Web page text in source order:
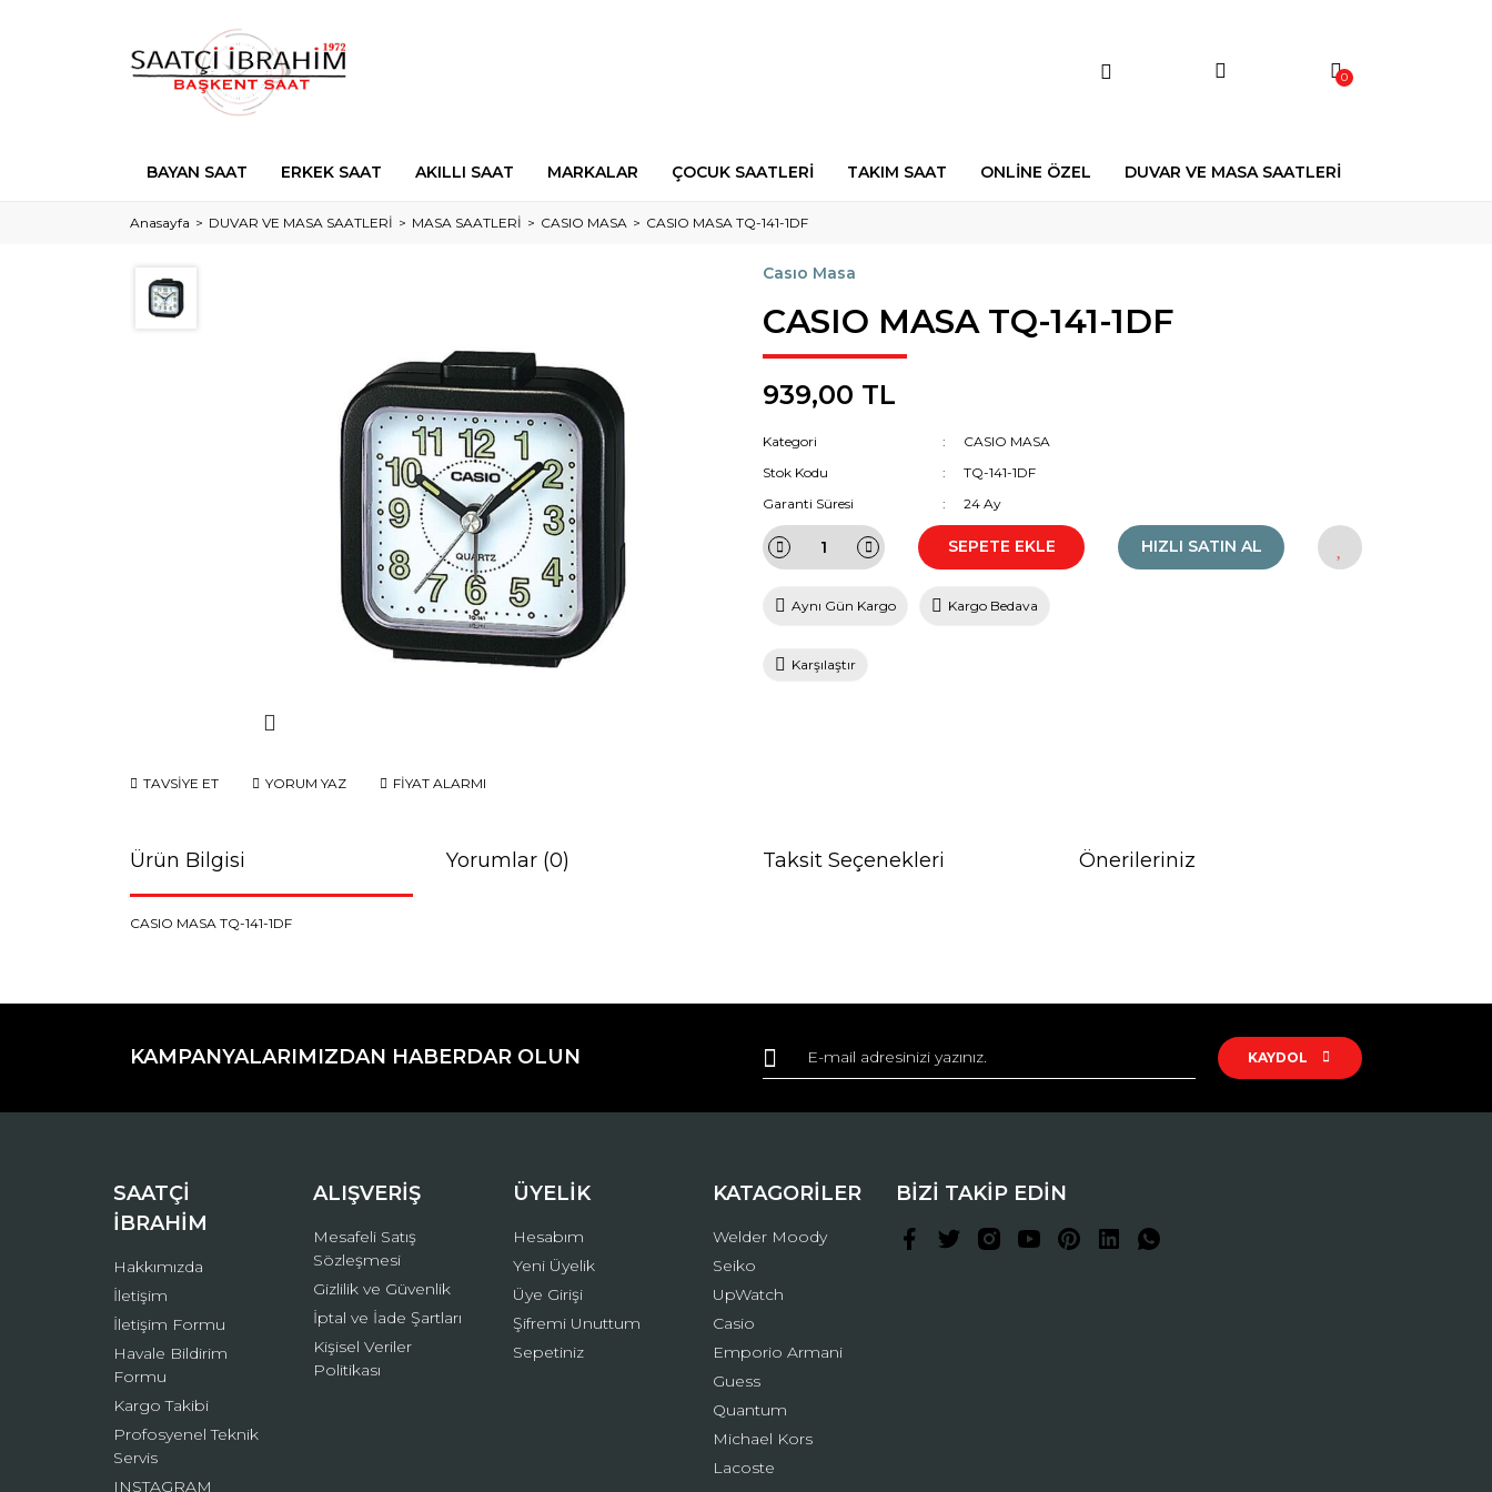
0
BAYAN SAAT ERKEK SAAT AKILLI SAAT MARKALAR ÇOCUK SAATLERİ TAKIM SAAT ONLİNE ÖZEL DUVAR VE MASA SAATLERİ
Anasayfa DUVAR VE MASA SAATLERİ MASA SAATLERİ CASIO MASA CASIO MASA TQ-141-1DF
TAVSİYE ET YORUM YAZ FİYAT ALARMI
Casıo Masa
CASIO MASA TQ-141-1DF
939,00 TL
Kategori
CASIO MASA
Stok Kodu
TQ-141-1DF
Garanti Süresi
24 Ay
SEPETE EKLE HIZLI SATIN AL
Aynı Gün Kargo Kargo Bedava
Karşılaştır
Ürün Bilgisi Yorumlar (0) Taksit Seçenekleri Önerileriniz
CASIO MASA TQ-141-1DF
Yorum Yaz
Görüş ve önerileriniz için teşekkür ederiz.
Ürün resmi kalitesiz, bozuk veya görüntülenemiyor.
Bu ürüne benzer farklı alternatifler olmalı.
Gönder
KAMPANYALARIMIZDAN HABERDAR OLUN KAYDOL
SAATÇİ
İBRAHİM
Hakkımızda
İletişim
İletişim Formu
Havale Bildirim
Formu
Kargo Takibi
Profosyenel Teknik
Servis
INSTAGRAM
ALIŞVERİŞ
Mesafeli Satış
Sözleşmesi
Gizlilik ve Güvenlik
İptal ve İade Şartları
Kişisel Veriler
Politikası
ÜYELİK
Hesabım
Yeni Üyelik
Üye Girişi
Şifremi Unuttum
Sepetiniz
KATAGORİLER
Welder Moody
Seiko
UpWatch
Casio
Emporio Armani
Guess
Quantum
Michael Kors
Lacoste
BİZİ TAKİP EDİN